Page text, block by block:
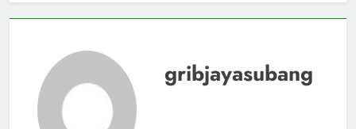
gribjayasubang